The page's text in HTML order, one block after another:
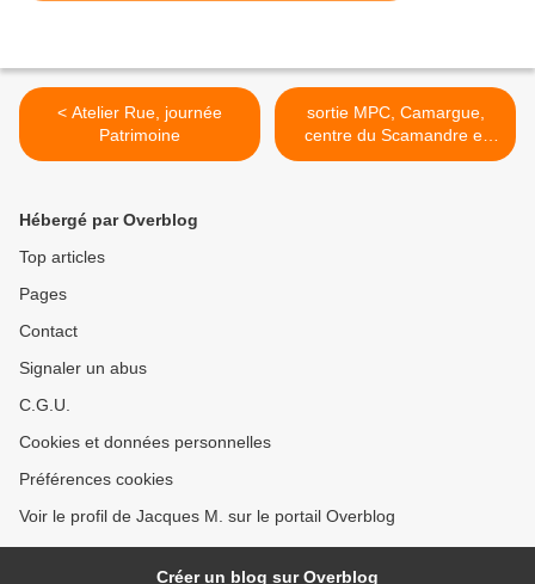
< Atelier Rue, journée
Patrimoine
sortie MPC, Camargue,
centre du Scamandre et
pont de Gau >
Hébergé par Overblog
Top articles
Pages
Contact
Signaler un abus
C.G.U.
Cookies et données personnelles
Préférences cookies
Voir le profil de Jacques M. sur le portail Overblog
Créer un blog sur Overblog